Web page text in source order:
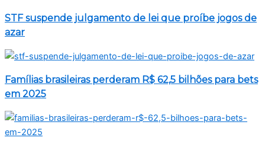
STF suspende julgamento de lei que proíbe jogos de
azar
Famílias brasileiras perderam R$ 62,5 bilhões para bets
em 2025